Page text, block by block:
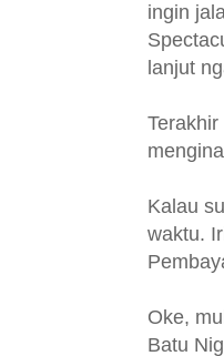
ingin
lanjut
Kalau
waktu.
Oke,
Batu